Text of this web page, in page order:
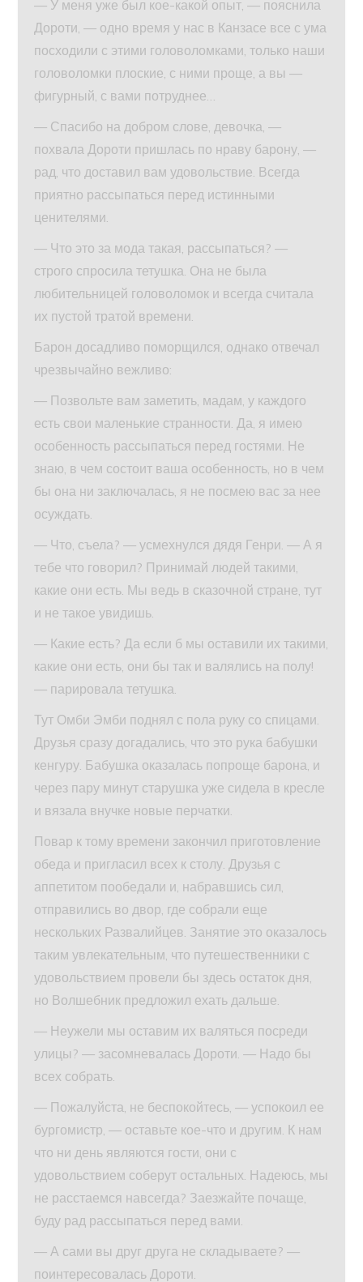
— У меня уже был кое-какой опыт, — пояснила
Дороти, — одно время у нас в Канзасе все с ума
посходили с этими головоломками, только наши
головоломки плоские, с ними проще, а вы —
фигурный, с вами потруднее…
— Спасибо на добром слове, девочка, —
похвала Дороти пришлась по нраву барону, —
рад, что доставил вам удовольствие. Всегда
приятно рассыпаться перед истинными
ценителями.
— Что это за мода такая, рассыпаться? —
строго спросила тетушка. Она не была
любительницей головоломок и всегда считала
их пустой тратой времени.
Барон досадливо поморщился, однако отвечал
чрезвычайно вежливо:
— Позвольте вам заметить, мадам, у каждого
есть свои маленькие странности. Да, я имею
особенность рассыпаться перед гостями. Не
знаю, в чем состоит ваша особенность, но в чем
бы она ни заключалась, я не посмею вас за нее
осуждать.
— Что, съела? — усмехнулся дядя Генри. — А я
тебе что говорил? Принимай людей такими,
какие они есть. Мы ведь в сказочной стране, тут
и не такое увидишь.
— Какие есть? Да если б мы оставили их такими,
какие они есть, они бы так и валялись на полу!
— парировала тетушка.
Тут Омби Эмби поднял с пола руку со спицами.
Друзья сразу догадались, что это рука бабушки
кенгуру. Бабушка оказалась попроще барона, и
через пару минут старушка уже сидела в кресле
и вязала внучке новые перчатки.
Повар к тому времени закончил приготовление
обеда и пригласил всех к столу. Друзья с
аппетитом пообедали и, набравшись сил,
отправились во двор, где собрали еще
нескольких Развалийцев. Занятие это оказалось
таким увлекательным, что путешественники с
удовольствием провели бы здесь остаток дня,
но Волшебник предложил ехать дальше.
— Неужели мы оставим их валяться посреди
улицы? — засомневалась Дороти. — Надо бы
всех собрать.
— Пожалуйста, не беспокойтесь, — успокоил ее
бургомистр, — оставьте кое-что и другим. К нам
что ни день являются гости, они с
удовольствием соберут остальных. Надеюсь, мы
не расстаемся навсегда? Заезжайте почаще,
буду рад рассыпаться перед вами.
— А сами вы друг друга не складываете? —
поинтересовалась Дороти.